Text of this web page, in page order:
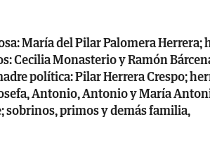
María del Pilar Palomera Herrera;
Cecilia Monasterio y Ramón
política: Pilar Herrera Crespo;
Antonio, Antonio y María
sobrinos, primos y demás familia,